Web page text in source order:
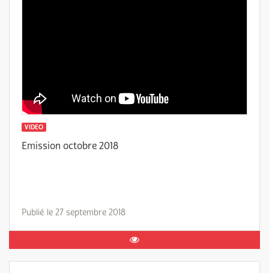
VIDEO
Emission octobre 2018
Publié le 27 septembre 2018